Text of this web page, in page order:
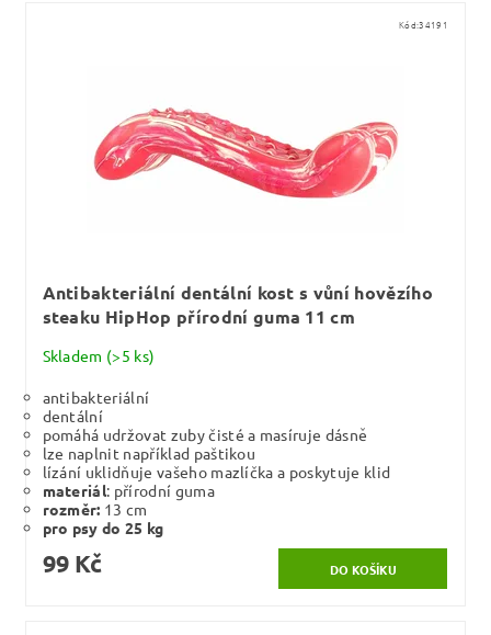
Kód:34191
Antibakteriální dentální kost s vůní hovězího
steaku HipHop přírodní guma 11 cm
Skladem (>5 ks)
antibakteriální
dentální
pomáhá udržovat zuby čisté a masíruje dásně
lze naplnit například paštikou
lízání uklidňuje vašeho mazlíčka a poskytuje klid
materiál: přírodní guma
rozměr: 13 cm
pro psy do 25 kg
99 Kč